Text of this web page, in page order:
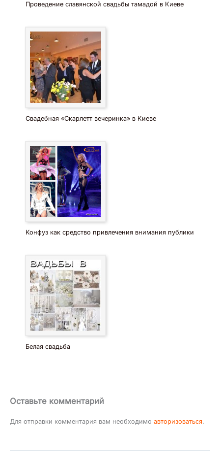
Проведение славянской свадьбы тамадой в Киеве
Свадебная «Скарлетт вечеринка» в Киеве
Конфуз как средство привлечения внимания публики
Белая свадьба
Оставьте комментарий
Для отправки комментария вам необходимо авторизоваться.